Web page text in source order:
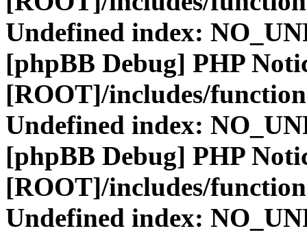
Undefined index:
[phpBB Debug] PHP
[ROOT]/includes/
Undefined index:
[phpBB Debug] PHP
[ROOT]/includes/
Undefined index: